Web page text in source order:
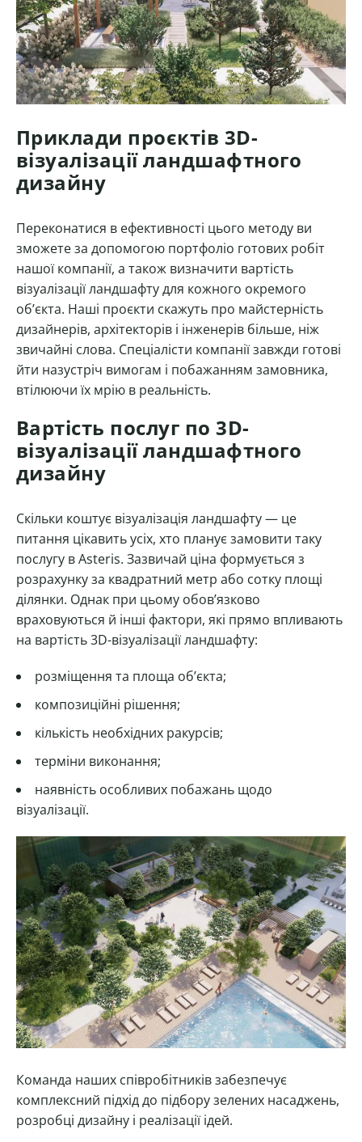
Приклади проєктів 3D-
візуалізації ландшафтного
дизайну
Переконатися в ефективності цього методу ви
зможете за допомогою портфоліо готових робіт
нашої компанії, а також визначити вартість
візуалізації ландшафту для кожного окремого
об’єкта. Наші проєкти скажуть про майстерність
дизайнерів, архітекторів і інженерів більше, ніж
звичайні слова. Спеціалісти компанії завжди готові
йти назустріч вимогам і побажанням замовника,
втілюючи їх мрію в реальність.
Вартість послуг по 3D-
візуалізації ландшафтного
дизайну
Скільки коштує візуалізація ландшафту — це
питання цікавить усіх, хто планує замовити таку
послугу в Asteris. Зазвичай ціна формується з
розрахунку за квадратний метр або сотку площі
ділянки. Однак при цьому обов’язково
враховуються й інші фактори, які прямо впливають
на вартість 3D-візуалізації ландшафту:
розміщення та площа об’єкта;
композиційні рішення;
кількість необхідних ракурсів;
терміни виконання;
наявність особливих побажань щодо
візуалізації.
Команда наших співробітників забезпечує
комплексний підхід до підбору зелених насаджень,
розробці дизайну і реалізації ідей.